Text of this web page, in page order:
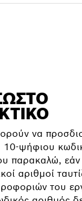
να
10-ψήφιου
παρακαλώ, εάν
αριθμοί
του